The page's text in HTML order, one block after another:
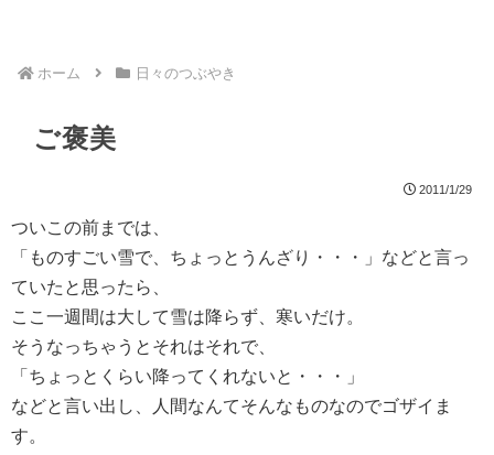
ホーム 日々のつぶやき
ご褒美
2011/1/29
ついこの前までは、
「ものすごい雪で、ちょっとうんざり・・・」などと言っ
ていたと思ったら、
ここ一週間は大して雪は降らず、寒いだけ。
そうなっちゃうとそれはそれで、
「ちょっとくらい降ってくれないと・・・」
などと言い出し、人間なんてそんなものなのでゴザイま
す。